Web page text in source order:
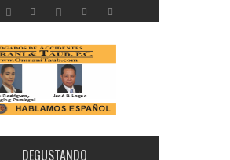
DEGUSTANDO